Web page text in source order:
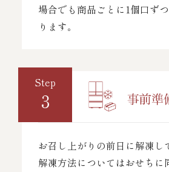
場合でも商品ごとに1個口ず
ります。
Step
3
お召し上がりの前日に解凍し
解凍方法についてはおせちに